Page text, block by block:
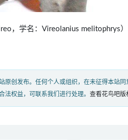
，学名：Vireolanius melitophrys
原创发布。任何个人或组织，在未征得本站
法权益，可联系我们进行处理。 查看花鸟吧版